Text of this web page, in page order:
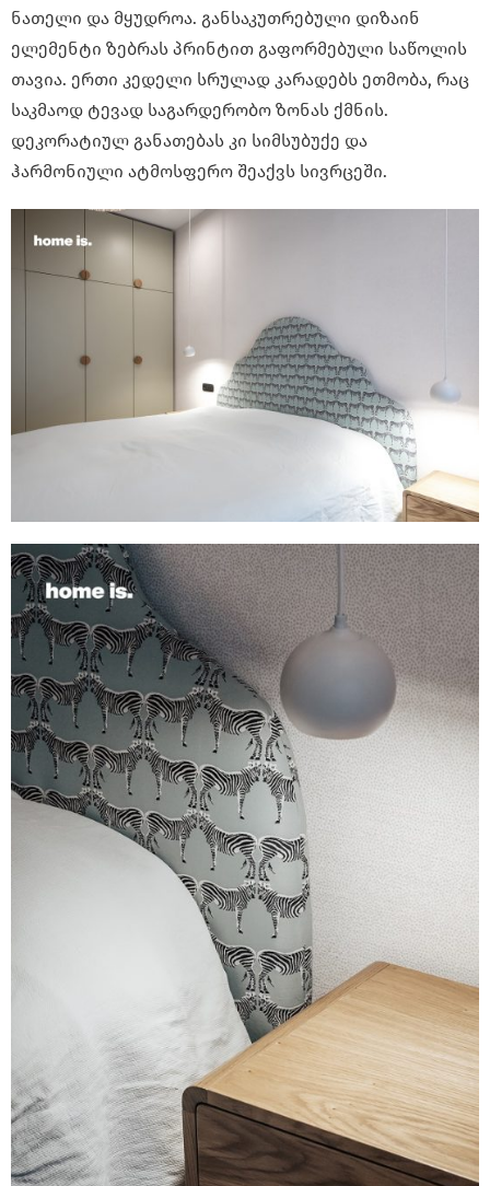
ნათელი და მყუდროა. განსაკუთრებული დიზაინ
ელემენტი ზებრას პრინტით გაფორმებული საწოლის
თავია. ერთი კედელი სრულად კარადებს ეთმობა, რაც
საკმაოდ ტევად საგარდერობო ზონას ქმნის.
დეკორატიულ განათებას კი სიმსუბუქე და
ჰარმონიული ატმოსფერო შეაქვს სივრცეში.